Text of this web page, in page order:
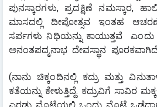
ಪುನಸ್ಕಾರಗಳು, ಪ್ರದಕ್ಷಿಣೆ ನಮಸ್ಕಾರ,
ಮಾಸದಲ್ಲಿ ದೀಪೋತ್ಸವ ಇಂತಹ
ಸರ್ಪಗಳು ನಿಧಿಯನ್ನು ಕಾಯುತ್ತವೆ  ಎಂದು
ಅನಂತಪದ್ಮನಾಭ  ದೇವಸ್ಥಾನ
(ನಾನು ಚಿಕ್ಕಂದಿನಲ್ಲಿ ಕದ್ರು ಮತ್ತು
ಕತೆಯನ್ನು ಕೇಳುತ್ತಿದ್ದೆ. ಕದ್ರುವಿಗೆ ಸಾವಿರ